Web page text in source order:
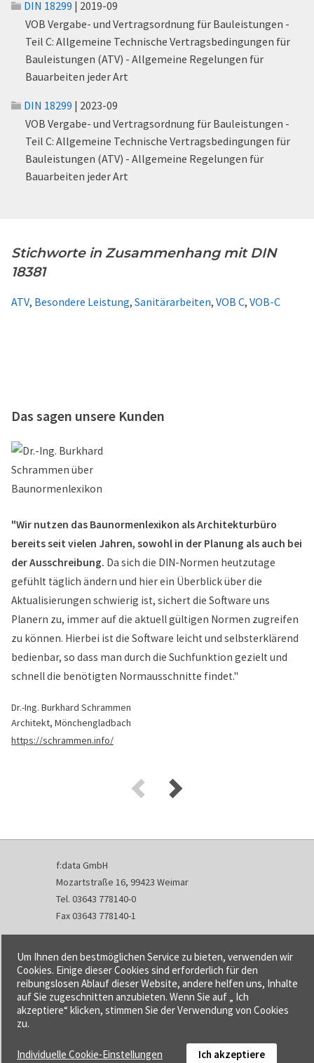
DIN 18299 | 2019-09
VOB Vergabe- und Vertragsordnung für Bauleistungen -
Teil C: Allgemeine Technische Vertragsbedingungen für
Bauleistungen (ATV) - Allgemeine Regelungen für
Bauarbeiten jeder Art
DIN 18299 | 2023-09
VOB Vergabe- und Vertragsordnung für Bauleistungen -
Teil C: Allgemeine Technische Vertragsbedingungen für
Bauleistungen (ATV) - Allgemeine Regelungen für
Bauarbeiten jeder Art
Stichworte in Zusammenhang mit DIN
18381
ATV, Besondere Leistung, Sanitärarbeiten, VOB C, VOB-C
Das sagen unsere Kunden
"Wir nutzen das Baunormenlexikon als Architekturbüro
bereits seit vielen Jahren, sowohl in der Planung als auch bei
der Ausschreibung. Da sich die DIN-Normen heutzutage
gefühlt täglich ändern und hier ein Überblick über die
Aktualisierungen schwierig ist, sichert die Software uns
Planern zu, immer auf die aktuell gültigen Normen zugreifen
zu können. Hierbei ist die Software leicht und selbsterklärend
bedienbar, so dass man durch die Suchfunktion gezielt und
schnell die benötigten Normausschnitte findet."
Dr.-Ing. Burkhard Schrammen
Architekt, Mönchengladbach
https://schrammen.info/
f:data GmbH
Mozartstraße 16, 99423 Weimar
Tel. 03643 778140-0
Fax 03643 778140-1
info@fdata.de
Kontakt
Impressum
Datenschutzerklärung
Urheberrecht und Haftung
Cookie-Einstellungen
Um Ihnen den bestmöglichen Service zu bieten, verwenden wir
Cookies. Einige dieser Cookies sind erforderlich für den
reibungslosen Ablauf dieser Website, andere helfen uns, Inhalte
auf Sie zugeschnitten anzubieten. Wenn Sie auf „ Ich
akzeptiere“ klicken, stimmen Sie der Verwendung von Cookies
zu.
Individuelle Cookie-Einstellungen Ich akzeptiere